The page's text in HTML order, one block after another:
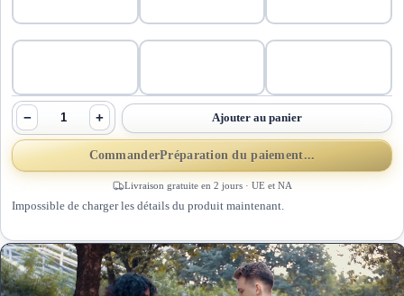
− + Ajouter au panier
CommanderPréparation du paiement...
Livraison gratuite en 2 jours · UE et NA
Impossible de charger les détails du produit maintenant.